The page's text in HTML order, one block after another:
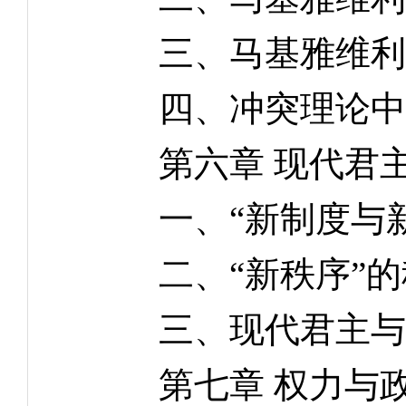
三、马基雅维利
四、冲突理论中
第六章 现代君
一、“新制度与
二、“新秩序”的
三、现代君主与
第七章 权力与